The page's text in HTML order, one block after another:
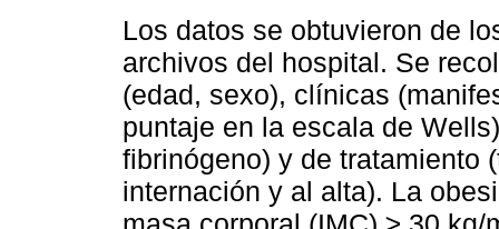
Los datos se obtuvieron de
archivos del hospital. Se
(edad, sexo), clínicas
puntaje en la escala de
fibrinógeno) y de tratamiento
internación y al alta). La